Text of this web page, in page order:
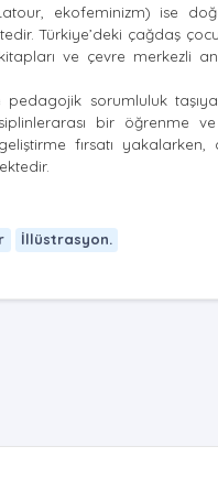
ekofeminizm) ise
Türkiye’deki çağdaş
ve çevre merkezli
sorumluluk
bir öğrenme
fırsatı
İllüstrasyon.